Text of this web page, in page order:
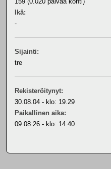
Ikä:
-
Sijainti:
tre
Rekisteröitynyt:
30.08.04 - klo: 19.29
Paikallinen aika:
09.08.26 - klo: 14.40